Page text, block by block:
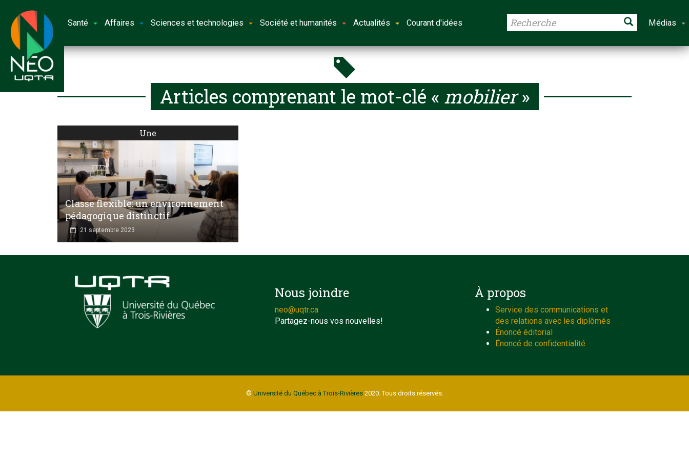
Santé Affaires Sciences et technologies Société et humanités Actualités Courant d'idées Médias
Articles comprenant le mot-clé « mobilier»
Une
Classe flexible: un environnement
pédagogique distinctif
21 septembre 2023
Nous joindre
neo@uqtr.ca
Partagez-nous vos nouvelles!
À propos
Service des communications et
des relations avec les diplômés
Énoncé éditorial
Énoncé de confidentialité
© Université du Québec à Trois-Rivières2020. Tous droits réservés.